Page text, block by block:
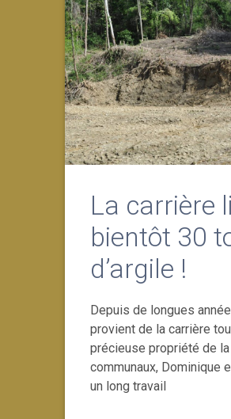
La carrière
bientôt 30
d’argile !
Depuis de longues
provient de la carrière
précieuse propriété de
communaux, Dominique
un long travail